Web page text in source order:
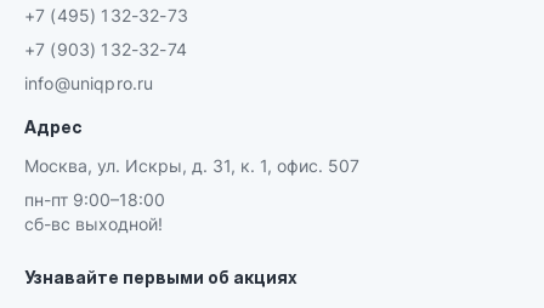
+7 (495) 132-32-73
+7 (903) 132-32-74
info@uniqpro.ru
Адрес
Москва, ул. Искры, д. 31, к. 1, офис. 507
пн-пт 9:00–18:00
сб-вс выходной!
Узнавайте первыми об акциях